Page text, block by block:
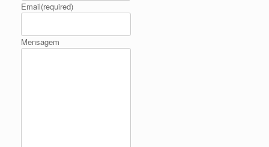
Email(required)
Mensagem